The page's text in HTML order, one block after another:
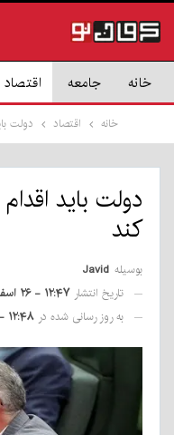
خانه جامعه اقتصاد
خانه اقتصاد دولت
دولت باید
کند
بوسیله Javid
تاریخ انتشار ۱۲:۴۷ - ۲۶ اسفند ۱۳۹۹
به روز رسانی شده در ۱۲:۴۸ - ۲۶ اسفند ۱۳۹۹